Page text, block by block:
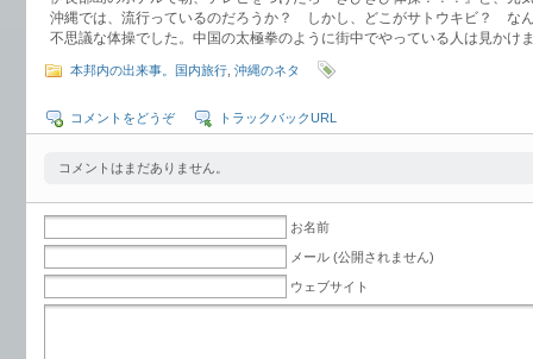
沖縄では、流行っているのだろうか？ しかし、どこがサトウキビ？ な
不思議な体操でした。中国の太極拳のように街中でやっている人は見かけ
本邦内の出来事。国内旅行 沖縄のネタ
コメントをどうぞ トラックバックURL
コメントはまだありません。
お名前
メール (公開されません)
ウェブサイト